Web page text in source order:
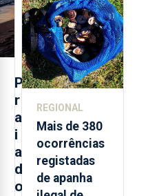
P
r
a
i
a
d
o
Açores
REGIONAL
Mais de 380
ocorrências
registadas
de apanha